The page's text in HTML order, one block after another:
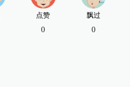
点赞
0
飘过
0